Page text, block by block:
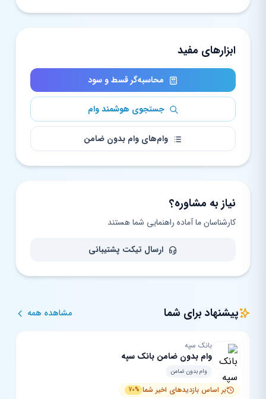
ابزارهای مفید
محاسبه‌گر قسط و سود
جستجوی هوشمند وام
وام‌های وام بدون ضامن
نیاز به مشاوره؟
کارشناسان ما آماده راهنمایی شما هستند
ارسال تیکت پشتیبانی
پیشنهاد برای شما مشاهده همه
بانک سپه
وام بدون ضامن بانک سپه
وام بدون ضامن
بر اساس بازدیدهای اخیر شما 70%